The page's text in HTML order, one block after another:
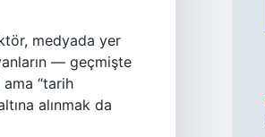
medyada yer
— geçmişte
“tarih
alınmak da